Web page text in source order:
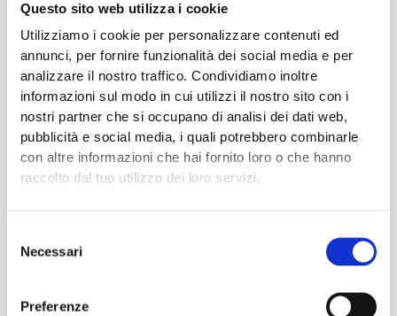
Questo sito web utilizza i cookie
Utilizziamo i cookie per personalizzare contenuti ed
annunci, per fornire funzionalità dei social media e per
analizzare il nostro traffico. Condividiamo inoltre
informazioni sul modo in cui utilizzi il nostro sito con i
nostri partner che si occupano di analisi dei dati web,
pubblicità e social media, i quali potrebbero combinarle
con altre informazioni che hai fornito loro o che hanno
raccolto dal tuo utilizzo dei loro servizi.
delNecessari
Preferenze
Queste azioni consistono, ad esempio, nella redazione e
nell’aggiornamento della documentazione necessaria per
ottemperare agli obblighi relativi a Sicurezza e Ambiente. Si
tratta inoltre di gestire i sistemi di sicurezza e le iniziative di
tutela ambientale, mantenendo relazioni con le autorità
competenti e gli enti certificatori. In aggiunta, l’HSE Manager si
occupa di studio e implementazione degli adeguamenti in
rischi, della definizione di piani di miglioramento e della